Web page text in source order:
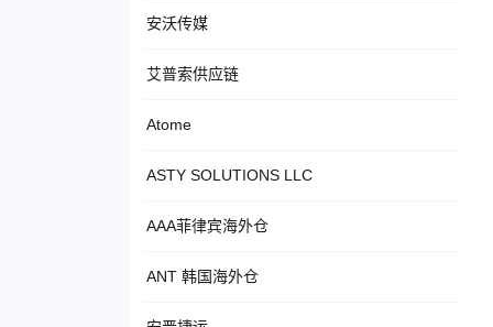
安沃传媒
艾普索供应链
Atome
ASTY SOLUTIONS LLC
AAA菲律宾海外仓
ANT 韩国海外仓